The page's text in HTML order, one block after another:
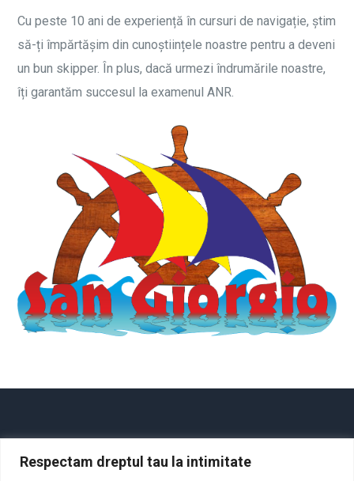
Respectam dreptul tau la intimitate
Cu peste 10 ani de experiență în cursuri de navigație, știm
să-ți împărtășim din cunoștiințele noastre pentru a deveni
un bun skipper. În plus, dacă urmezi îndrumările noastre,
îți garantăm succesul la examenul ANR.
Acasă Despre noi Cursuri